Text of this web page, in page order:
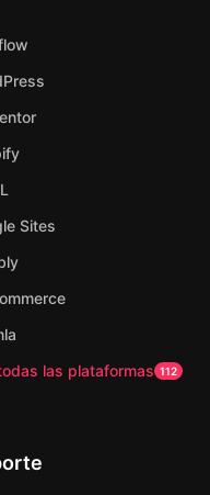
Sites
las plataformas 112